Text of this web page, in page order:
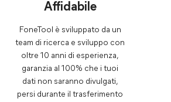
Affidabile
FoneTool è sviluppato da un
team di ricerca e sviluppo con
oltre 10 anni di esperienza,
garanzia al 100% che i tuoi
dati non saranno divulgati,
persi durante il trasferimento